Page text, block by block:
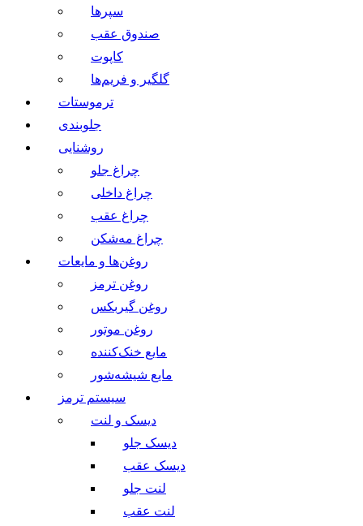
سپرها
صندوق عقب
کاپوت
گلگیر و فریم‌ها
ترموستات
جلوبندی
روشنایی
چراغ جلو
چراغ داخلی
چراغ عقب
چراغ مه‌شکن
روغن‌ها و مایعات
روغن ترمز
روغن گیربکس
روغن موتور
مایع خنک‌کننده
مایع شیشه‌شور
سیستم ترمز
دیسک و لنت
دیسک جلو
دیسک عقب
لنت جلو
لنت عقب